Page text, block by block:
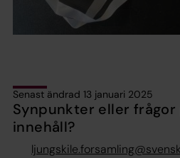
Senast ändrad 13 januari 2025
Synpunkter eller frågor
innehåll?